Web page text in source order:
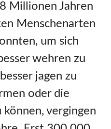
Millionen Jahren
Menschenarten
um sich
wehren zu
jagen zu
oder die
können, vergingen